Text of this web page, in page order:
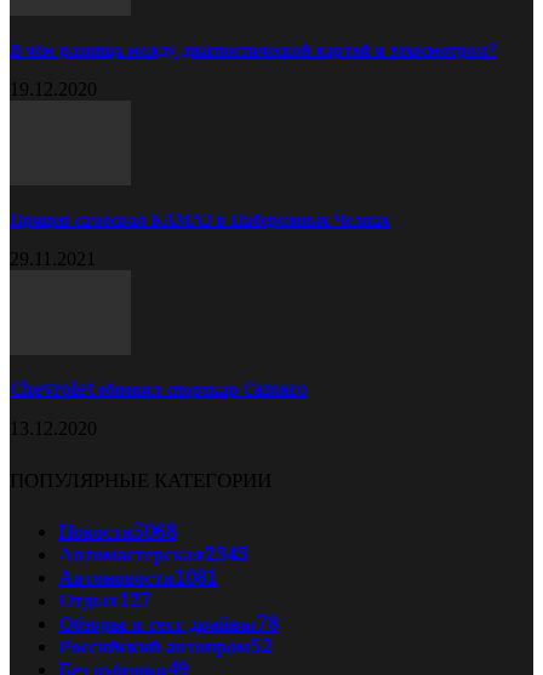
В чём разница между диагностической картой и техосмотром?
19.12.2020
Прицеп самосвал КАМАЗ в Набережных Челнах
29.11.2021
Chevrolet обновил спорткар Camaro
13.12.2020
ПОПУЛЯРНЫЕ КАТЕГОРИИ
Новости5068
Автомастерская2343
Автоновости1081
Отдых127
Обзоры и тест драйвы78
Российский автопром52
Без рубрики49